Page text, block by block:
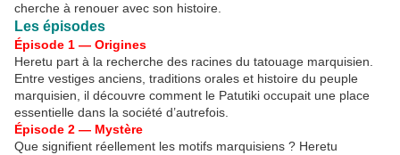
cherche à renouer avec son histoire.
Les épisodes
Épisode 1 — Origines
Heretu part à la recherche des racines du tatouage marquisien.
Entre vestiges anciens, traditions orales et histoire du peuple
marquisien, il découvre comment le Patutiki occupait une place
essentielle dans la société d’autrefois.
Épisode 2 — Mystère
Que signifient réellement les motifs marquisiens ? Heretu